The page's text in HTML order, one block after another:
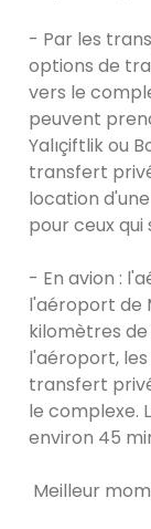
- Par les
options de
vers le
peuvent
Yalıçiftlik ou
transfert
location
pour ceux
- En avion :
l'aéroport de
kilomètres de
l'aéroport,
transfert
le complexe.
environ 45
Meilleur